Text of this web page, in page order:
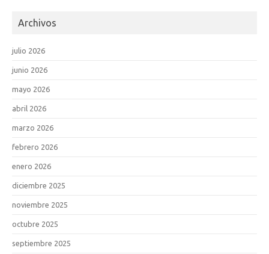
Archivos
julio 2026
junio 2026
mayo 2026
abril 2026
marzo 2026
febrero 2026
enero 2026
diciembre 2025
noviembre 2025
octubre 2025
septiembre 2025